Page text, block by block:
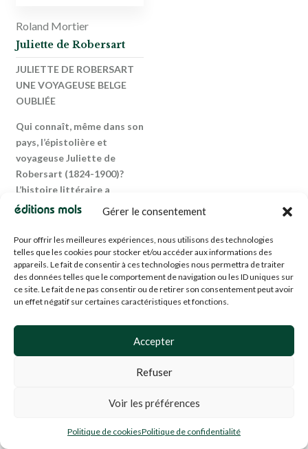
Gérer le consentement
Pour offrir les meilleures expériences, nous utilisons des technologies
telles que les cookies pour stocker et/ou accéder aux informations des
appareils. Le fait de consentir à ces technologies nous permettra de traiter
des données telles que le comportement de navigation ou les ID uniques sur
ce site. Le fait de ne pas consentir ou de retirer son consentement peut avoir
un effet négatif sur certaines caractéristiques et fonctions.
Accepter
Refuser
Voir les préférences
Politique de cookiesPolitique de confidentialité
Roland Mortier
Juliette de Robersart
JULIETTE DE ROBERSART
UNE VOYAGEUSE BELGE
OUBLIÉE
Qui connaît, même dans son
pays, l’épistolière et
voyageuse Juliette de
Robersart (1824-1900)?
L’histoire littéraire a
méconnu cette femme
et talentueuse, en qui Louis
Veuillot voyait le premier
écrivain belge de niveau
international. Ses récits de
voyage en Espagne, au
publiés dans la discrétion,
s’ajoutent au plaisir de